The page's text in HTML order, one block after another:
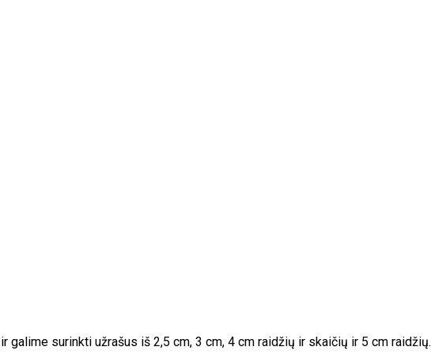
surinkti užrašus iš 2,5 cm, 3 cm, 4 cm raidžių ir skaičių ir 5 cm raidžių.